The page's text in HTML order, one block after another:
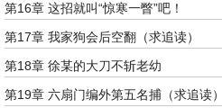
第16章 这招就叫“惊寒一瞥”吧！
第17章 我家狗会后空翻（求追读）
第18章 徐某的大刀不斩老幼
第19章 六扇门编外第五名捕（求追读）